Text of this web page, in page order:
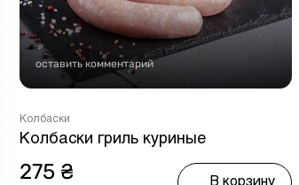
оставить комментарий
Колбаски
Колбаски гриль куриные
275 ₴ В корзину